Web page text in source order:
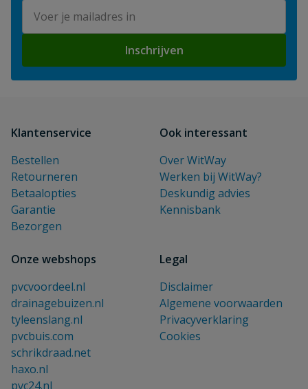
Inschrijven
Klantenservice
Bestellen
Retourneren
Betaalopties
Garantie
Bezorgen
Ook interessant
Over WitWay
Werken bij WitWay?
Deskundig advies
Kennisbank
Onze webshops
pvcvoordeel.nl
drainagebuizen.nl
tyleenslang.nl
pvcbuis.com
schrikdraad.net
haxo.nl
pvc24.nl
Legal
Disclaimer
Algemene voorwaarden
Privacyverklaring
Cookies